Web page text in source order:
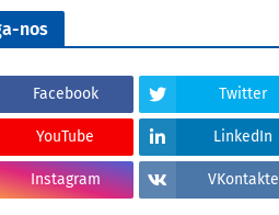
nos
Facebook Twitter
YouTube LinkedIn
Instagram VKontakte